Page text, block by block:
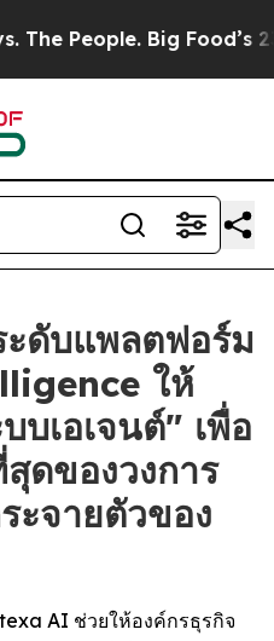
People. Big Food’s 239
ดับแพลตฟอร์ม
ให้
บเอเจนต์" เพื่อ
ดของวงการ
จายตัวของ
AI ช่วยให้องค์กรธุรกิจ